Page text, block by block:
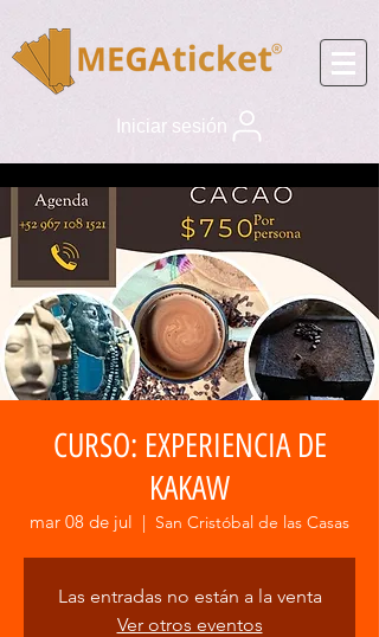
Iniciar sesión
CURSO: EXPERIENCIA DE
KAKAW
mar 08 de jul
  |
San Cristóbal de las Casas
Las entradas no están a la venta
Ver otros eventos